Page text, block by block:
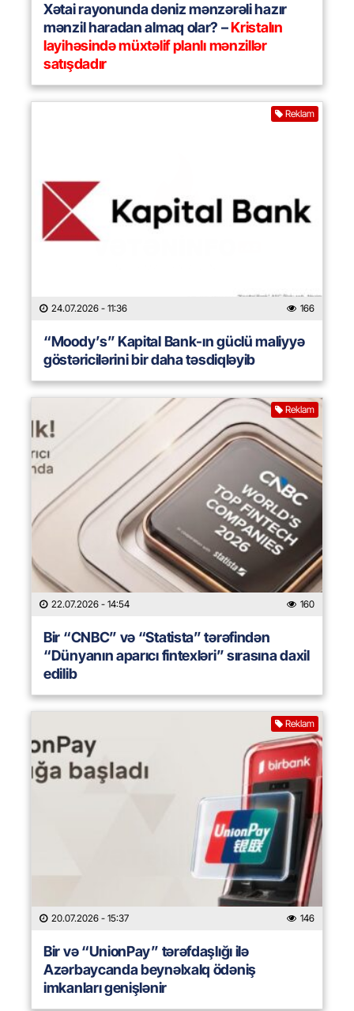
Xətai rayonunda dəniz mənzərəli hazır
mənzil haradan almaq olar? –Kristalın
layihəsində müxtəlif planlı mənzillər
satışdadır
Reklam
24.07.2026 - 11:36 166
“Moody’s” Kapital Bank-ın güclü maliyyə
göstəricilərini bir daha təsdiqləyib
Reklam
22.07.2026 - 14:54 160
Bir “CNBC” və “Statista” tərəfindən
“Dünyanın aparıcı fintexləri” sırasına daxil
edilib
Reklam
20.07.2026 - 15:37 146
Bir və “UnionPay” tərəfdaşlığı ilə
Azərbaycanda beynəlxalq ödəniş
imkanları genişlənir